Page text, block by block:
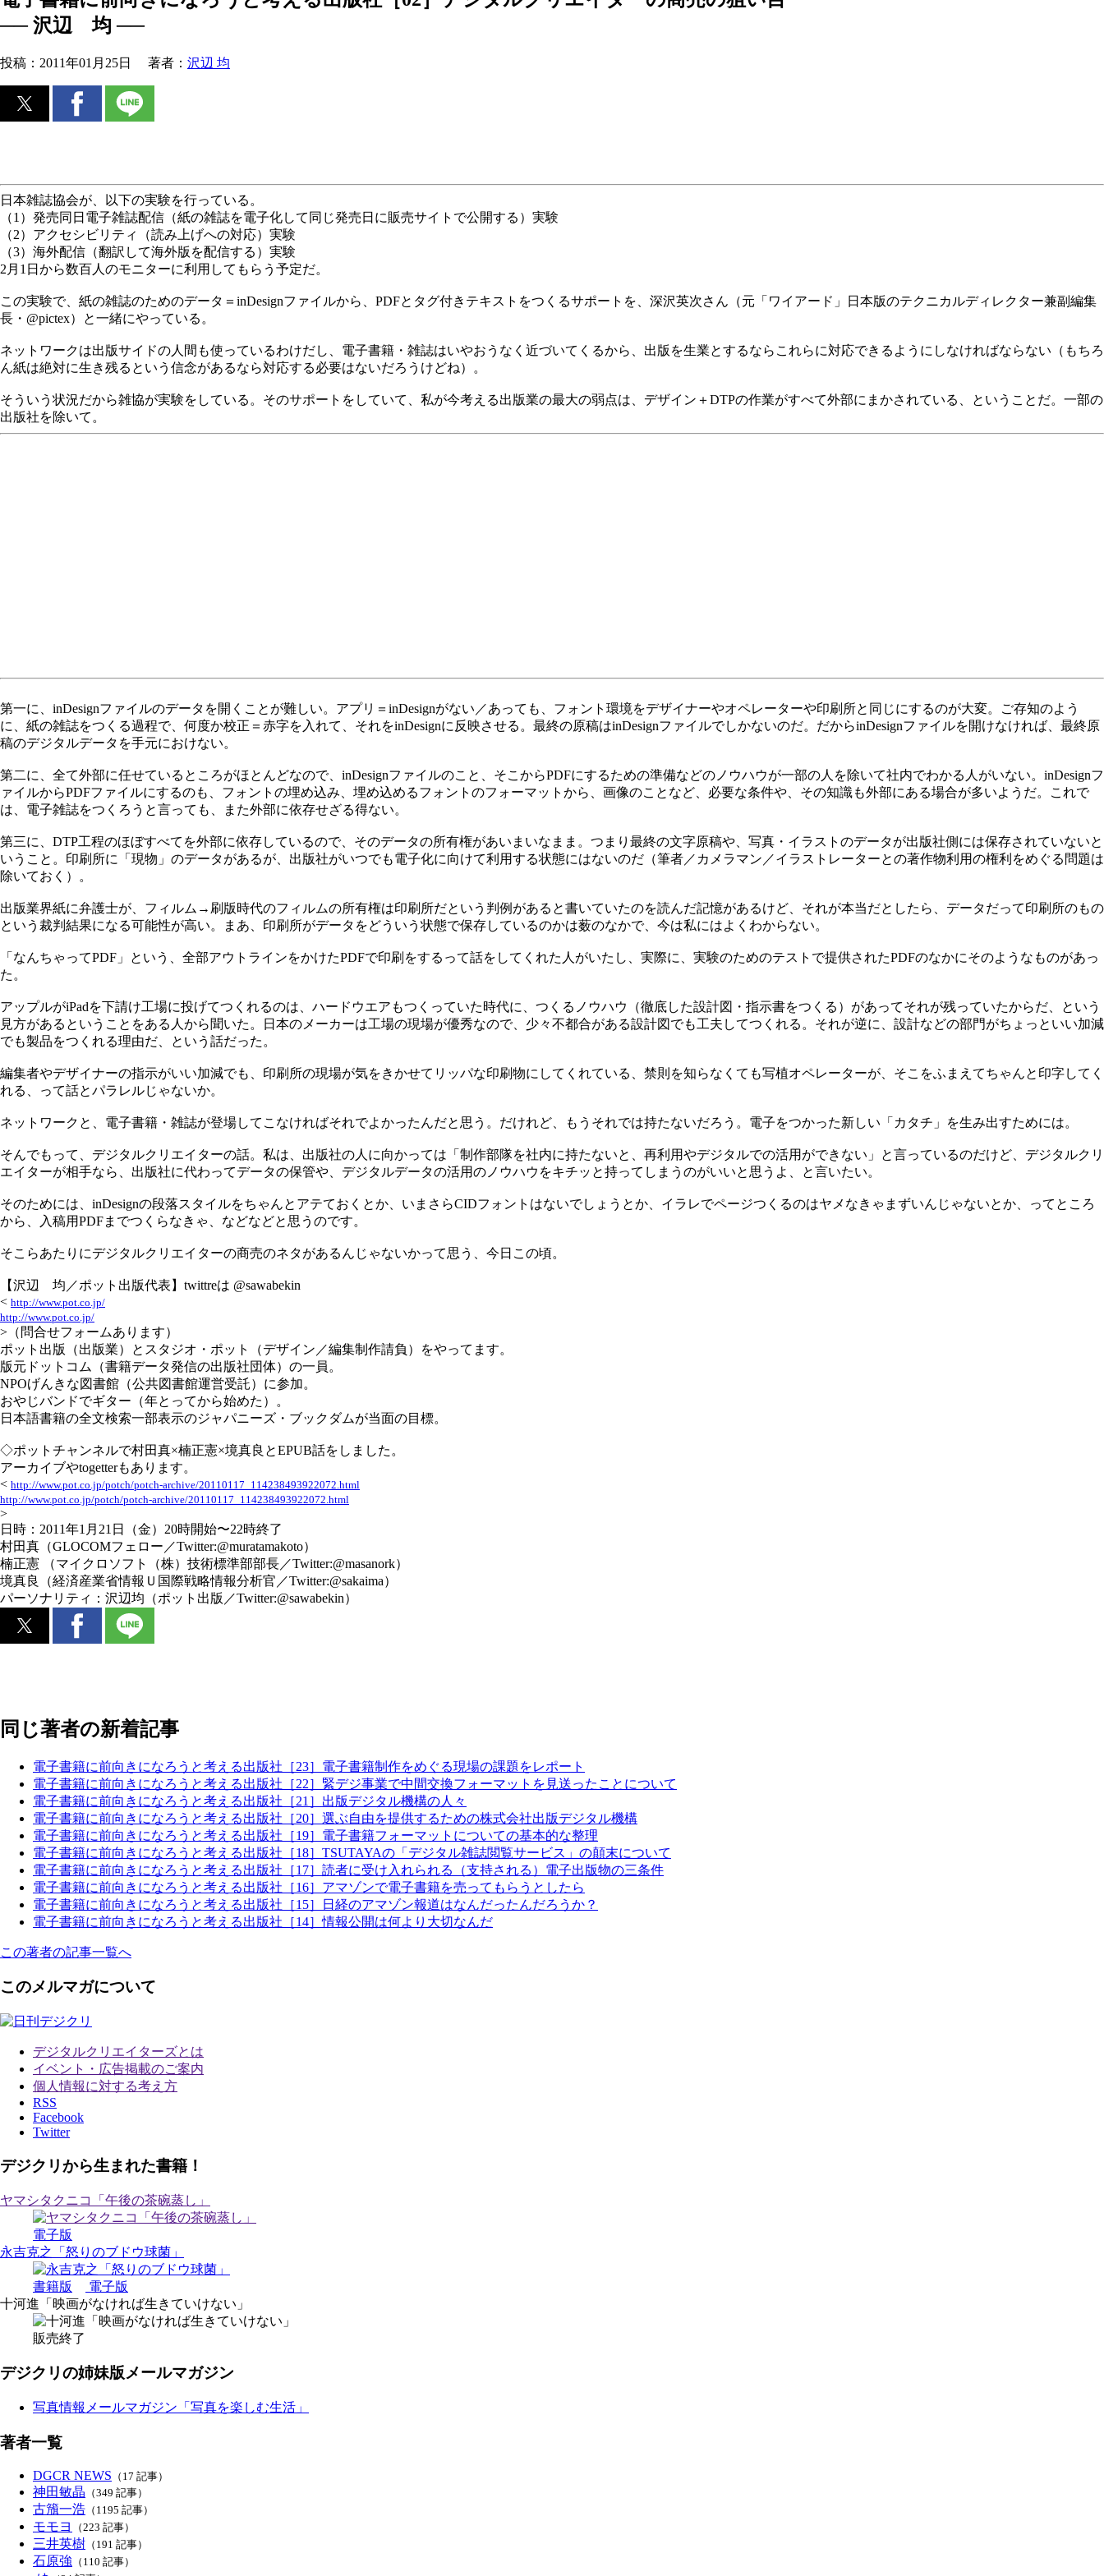
── 沢辺 均 ──
投稿： 2011年01月25日 著者： 沢辺 均
日本雑誌協会が、以下の実験を行っている。
（1）発売同日電子雑誌配信（紙の雑誌を電子化して同じ発売日に販売サイトで公開する）実験
（2）アクセシビリティ（読み上げへの対応）実験
（3）海外配信（翻訳して海外版を配信する）実験
2月1日から数百人のモニターに利用してもらう予定だ。
この実験で、紙の雑誌のためのデータ＝inDesignファイルから、PDFとタグ付きテキストをつくるサポートを、深沢英次さん（元「ワイアード」日本版のテクニカルディレクター兼副編集
長・@pictex）と一緒にやっている。
ネットワークは出版サイドの人間も使っているわけだし、電子書籍・雑誌はいやおうなく近づいてくるから、出版を生業とするならこれらに対応できるようにしなければならない（もちろ
ん紙は絶対に生き残るという信念があるなら対応する必要はないだろうけどね）。
そういう状況だから雑協が実験をしている。そのサポートをしていて、私が今考える出版業の最大の弱点は、デザイン＋DTPの作業がすべて外部にまかされている、ということだ。一部の
出版社を除いて。
第一に、inDesignファイルのデータを開くことが難しい。アプリ＝inDesignがない／あっても、フォント環境をデザイナーやオペレーターや印刷所と同じにするのが大変。ご存知のよう
に、紙の雑誌をつくる過程で、何度か校正＝赤字を入れて、それをinDesignに反映させる。最終の原稿はinDesignファイルでしかないのだ。だからinDesignファイルを開けなければ、最終原
稿のデジタルデータを手元におけない。
第二に、全て外部に任せているところがほとんどなので、inDesignファイルのこと、そこからPDFにするための準備などのノウハウが一部の人を除いて社内でわかる人がいない。inDesignフ
ァイルからPDFファイルにするのも、フォントの埋め込み、埋め込めるフォントのフォーマットから、画像のことなど、必要な条件や、その知識も外部にある場合が多いようだ。これで
は、電子雑誌をつくろうと言っても、また外部に依存せざる得ない。
第三に、DTP工程のほぼすべてを外部に依存しているので、そのデータの所有権があいまいなまま。つまり最終の文字原稿や、写真・イラストのデータが出版社側には保存されていないと
いうこと。印刷所に「現物」のデータがあるが、出版社がいつでも電子化に向けて利用する状態にはないのだ（筆者／カメラマン／イラストレーターとの著作物利用の権利をめぐる問題は
除いておく）。
出版業界紙に弁護士が、フィルム→刷版時代のフィルムの所有権は印刷所だという判例があると書いていたのを読んだ記憶があるけど、それが本当だとしたら、データだって印刷所のもの
という裁判結果になる可能性が高い。まあ、印刷所がデータをどういう状態で保存しているのかは薮のなかで、今は私にはよくわからない。
「なんちゃってPDF」という、全部アウトラインをかけたPDFで印刷をするって話をしてくれた人がいたし、実際に、実験のためのテストで提供されたPDFのなかにそのようなものがあっ
た。
アップルがiPadを下請け工場に投げてつくれるのは、ハードウエアもつくっていた時代に、つくるノウハウ（徹底した設計図・指示書をつくる）があってそれが残っていたからだ、という
見方があるということをある人から聞いた。日本のメーカーは工場の現場が優秀なので、少々不都合がある設計図でも工夫してつくれる。それが逆に、設計などの部門がちょっといい加減
でも製品をつくれる理由だ、という話だった。
編集者やデザイナーの指示がいい加減でも、印刷所の現場が気をきかせてリッパな印刷物にしてくれている、禁則を知らなくても写植オペレーターが、そこをふまえてちゃんと印字してく
れる、って話とパラレルじゃないか。
ネットワークと、電子書籍・雑誌が登場してこなければそれでよかったんだと思う。だけれど、もうそれでは持たないだろう。電子をつかった新しい「カタチ」を生み出すためには。
そんでもって、デジタルクリエイターの話。私は、出版社の人に向かっては「制作部隊を社内に持たないと、再利用やデジタルでの活用ができない」と言っているのだけど、デジタルクリ
エイターが相手なら、出版社に代わってデータの保管や、デジタルデータの活用のノウハウをキチッと持ってしまうのがいいと思うよ、と言いたい。
そのためには、inDesignの段落スタイルをちゃんとアテておくとか、いまさらCIDフォントはないでしょうとか、イラレでページつくるのはヤメなきゃまずいんじゃないとか、ってところ
から、入稿用PDFまでつくらなきゃ、などなどと思うのです。
そこらあたりにデジタルクリエイターの商売のネタがあるんじゃないかって思う、今日この頃。
【沢辺 均／ポット出版代表】twittreは @sawabekin
< http://www.pot.co.jp/
http://www.pot.co.jp/
>（問合せフォームあります）
ポット出版（出版業）とスタジオ・ポット（デザイン／編集制作請負）をやってます。
版元ドットコム（書籍データ発信の出版社団体）の一員。
NPOげんきな図書館（公共図書館運営受託）に参加。
おやじバンドでギター（年とってから始めた）。
日本語書籍の全文検索一部表示のジャパニーズ・ブックダムが当面の目標。
◇ポットチャンネルで村田真×楠正憲×境真良とEPUB話をしました。
アーカイブやtogetterもあります。
< http://www.pot.co.jp/potch/potch-archive/20110117_114238493922072.html
http://www.pot.co.jp/potch/potch-archive/20110117_114238493922072.html
>
日時：2011年1月21日（金）20時開始〜22時終了
村田真（GLOCOMフェロー／Twitter:@muratamakoto）
楠正憲 （マイクロソフト（株）技術標準部部長／Twitter:@masanork）
境真良（経済産業省情報Ｕ国際戦略情報分析官／Twitter:@sakaima）
パーソナリティ：沢辺均（ポット出版／Twitter:@sawabekin）
同じ著者の新着記事
電子書籍に前向きになろうと考える出版社［23］電子書籍制作をめぐる現場の課題をレポート
電子書籍に前向きになろうと考える出版社［22］緊デジ事業で中間交換フォーマットを見送ったことについて
電子書籍に前向きになろうと考える出版社［21］出版デジタル機構の人々
電子書籍に前向きになろうと考える出版社［20］選ぶ自由を提供するための株式会社出版デジタル機構
電子書籍に前向きになろうと考える出版社［19］電子書籍フォーマットについての基本的な整理
電子書籍に前向きになろうと考える出版社［18］TSUTAYAの「デジタル雑誌閲覧サービス」の顛末について
電子書籍に前向きになろうと考える出版社［17］読者に受け入れられる（支持される）電子出版物の三条件
電子書籍に前向きになろうと考える出版社［16］アマゾンで電子書籍を売ってもらうとしたら
電子書籍に前向きになろうと考える出版社［15］日経のアマゾン報道はなんだったんだろうか？
電子書籍に前向きになろうと考える出版社［14］情報公開は何より大切なんだ
この著者の記事一覧へ
このメルマガについて
デジタルクリエイターズとは
イベント・広告掲載のご案内
個人情報に対する考え方
RSS
Facebook
Twitter
デジクリから生まれた書籍！
ヤマシタクニコ「午後の茶碗蒸し」
電子版
永吉克之「怒りのブドウ球菌」
書籍版
電子版
十河進「映画がなければ生きていけない」
販売終了
デジクリの姉妹版メールマガジン
写真情報メールマガジン「写真を楽しむ生活」
著者一覧
DGCR NEWS （17 記事）
神田敏晶 （349 記事）
古籏一浩 （1195 記事）
モモヨ （223 記事）
三井英樹 （191 記事）
石原強 （110 記事）